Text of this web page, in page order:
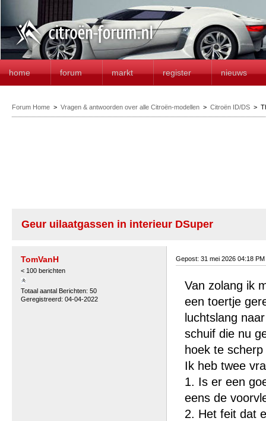
home forum markt register nieuws
Forum Home > Vragen & antwoorden over alle Citroën-modellen > Citroën ID/DS >
Geur uilaatgassen in interieur DSuper
TomVanH
< 100 berichten
Totaal aantal Berichten: 50
Geregistreerd: 04-04-2022
Gepost: 31 mei 2026 04:18 PM
Van zolang ik
een toertje
luchtslang
schuif die nu
hoek te
Ik heb twee
1. Is er een
eens de
2. Het feit dat